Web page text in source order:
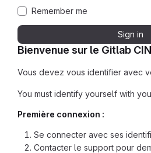
Bienvenue sur le Gitlab
Vous devez vous identifier avec
You must identify yourself with
Première connexion :
Se connecter avec ses
Contacter le support pour
Remember me
Sign in